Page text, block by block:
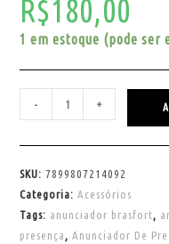
R$180,00
1 em estoque (pode ser
- +
SKU: 7899807214092
Categoria:Acessórios
Tags: anunciador brasfort,
presença ,Anunciador De